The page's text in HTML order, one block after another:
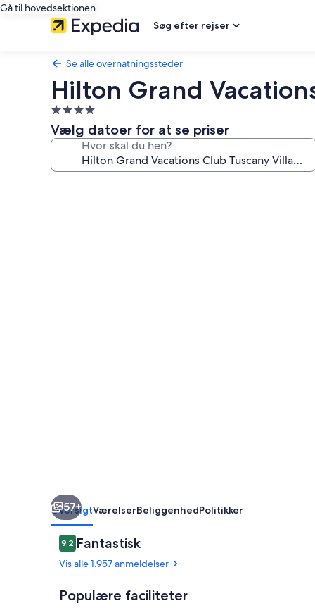
Gå til hovedsektionen
Søg efter rejser
Se alle overnatningssteder
Hilton Grand
4.0-
stjernet
overnatningssted
Vælg datoer for at se priser
Hvor skal du hen?
57+
OversigtVærelserBeliggenhedPolitikker
Anmeldelser
9,29,2 ud af 10.
Fantastisk
Vis alle 1.957 anmeldelser
Populære faciliteter